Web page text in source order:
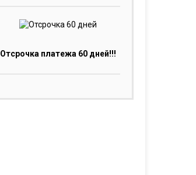
Отсрочка платежа 60 дней!!!